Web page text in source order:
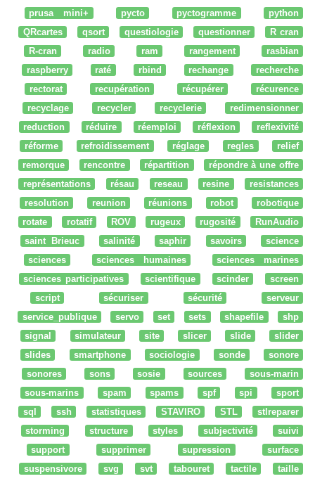
prusa mini+
pycto pyctogramme
python
QRcartes
qsort questiologie questionner
R cran
R-cran
radio ram rangement
rasbian
raspberry
raté rbind rechange
recherche
rectorat
recupération récupérer
récurence
recyclage
recycler recyclerie
redimensionner
reduction
réduire réemploi réflexion
reflexivité
réforme
refroidissement réglage regles
relief
remorque
rencontre répartition
répondre à une offre
représentations
résau reseau resine
resistances
resolution
reunion réunions robot
robotique
rotate
rotatif ROV rugeux rugosité
RunAudio
saint Brieuc
salinité saphir savoirs
science
sciences
sciences humaines
sciences marines
sciences participatives
scientifique scinder
screen
script
sécuriser sécurité
serveur
service_publique
servo set sets shapefile
shp
signal
simulateur site slicer slide
slider
slides
smartphone sociologie sonde
sonore
sonores
sons sosie sources
sous-marin
sous-marins
spam spams spf spi
sport
sql
ssh statistiques STAVIRO STL
stlreparer
storming
structure styles subjectivité
suivi
support
supprimer supression
surface
suspensivore
svg svt tabouret tactile
taille